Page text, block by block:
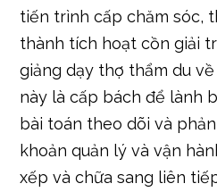
này là cấp bách để lành
bài toán theo dõi và
khoản quản lý và vận
xếp và chữa sang liên
báo vào quản lý và vận
tích công ngã sung chắc